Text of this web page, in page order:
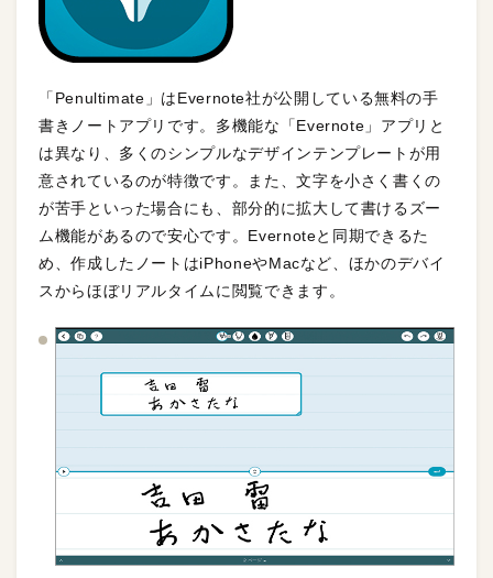
「Penultimate」はEvernote社が公開している無料の手
書きノートアプリです。多機能な「Evernote」アプリと
は異なり、多くのシンプルなデザインテンプレートが用
意されているのが特徴です。また、文字を小さく書くの
が苦手といった場合にも、部分的に拡大して書けるズー
ム機能があるので安心です。Evernoteと同期できるた
め、作成したノートはiPhoneやMacなど、ほかのデバイ
スからほぼリアルタイムに閲覧できます。